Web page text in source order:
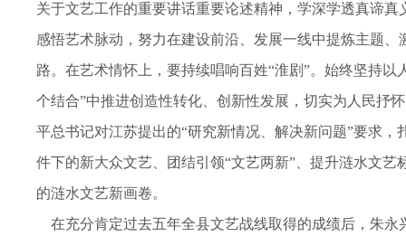
关于文艺工作的重要讲话重要论述精神，学深学透真谛
感悟艺术脉动，努力在建设前沿、发展一线中提炼主题
路。在艺术情怀上，要持续唱响百姓“淮剧”。始终坚持
个结合”中推进创造性转化、创新性发展，切实为人民抒
平总书记对江苏提出的“研究新情况、解决新问题”要求
件下的新大众文艺、团结引领“文艺两新”、提升涟水文
的涟水文艺新画卷。
在充分肯定过去五年全县文艺战线取得的成绩后，朱永